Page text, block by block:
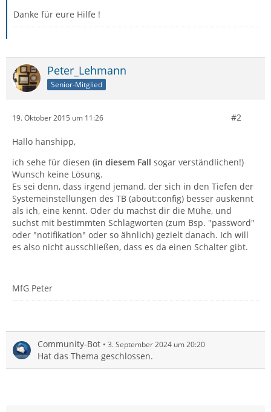
Danke für eure Hilfe !
Peter_Lehmann
Senior-Mitglied
19. Oktober 2015 um 11:26 #2
Hallo hanshipp,
ich sehe für diesen (in diesem Fall sogar verständlichen!)
Wunsch keine Lösung.
Es sei denn, dass irgend jemand, der sich in den Tiefen der
Systemeinstellungen des TB (about:config) besser auskennt
als ich, eine kennt. Oder du machst dir die Mühe, und
suchst mit bestimmten Schlagworten (zum Bsp. "password"
oder "notifikation" oder so ähnlich) gezielt danach. Ich will
es also nicht ausschließen, dass es da einen Schalter gibt.
MfG Peter
Community-Bot 3. September 2024 um 20:20
Hat das Thema geschlossen.